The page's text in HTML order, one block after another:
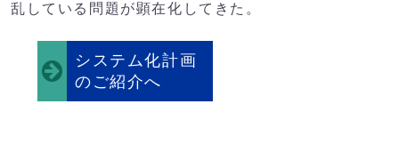
乱している問題が顕在化してきた。
システム化計画
のご紹介へ